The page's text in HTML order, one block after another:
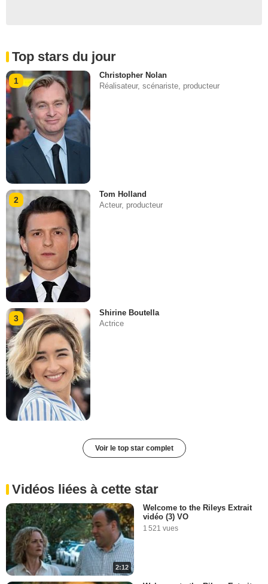
Top stars du jour
1
Christopher Nolan
Réalisateur, scénariste, producteur
2
Tom Holland
Acteur, producteur
3
Shirine Boutella
Actrice
Voir le top star complet
Vidéos liées à cette star
2:12
Welcome to the Rileys Extrait
vidéo (3) VO
1 521 vues